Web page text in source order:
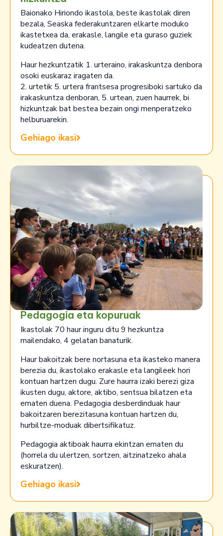
Baionako Hiriondo ikastola, beste ikastolak diren
bezala, Seaska federakuntzaren elkarte moduko
ikastetxea da, erakasle, langile eta guraso guziek
kudeatzen dutena.
Haur hezkuntzatik 1. urteraino, irakaskuntza denbora
osoki euskaraz iragaten da.
2. urtetik 5. urtera frantsesa progresiboki sartuko da
irakaskuntza denboran, 5. urtean, zuen haurrek, bi
hizkuntzak bat bestea bezain ongi menperatzeko
helburuarekin.
Gehiago ikasi
Pedagogia eta kopuruak
Ikastolak 70 haur inguru ditu 9 hezkuntza
mailendako, 4 gelatan banaturik.
Haur bakoitzak bere nortasuna eta ikasteko manera
berezia du, ikastolako erakasle eta langileek hori
kontuan hartzen dugu. Zure haurra izaki berezi giza
ikusten dugu, aktore, aktibo, sentsua bilatzen eta
ematen duena. Pedagogia desberdinduak haur
bakoitzaren berezitasuna kontuan hartzen du,
hurbiltze-moduak dibertsifikatuz.
Pedagogia aktiboak haurra ekintzan ematen du
(horrela du ulertzen, sortzen, aitzinatzeko ahala
eskuratzen).
Gehiago ikasi